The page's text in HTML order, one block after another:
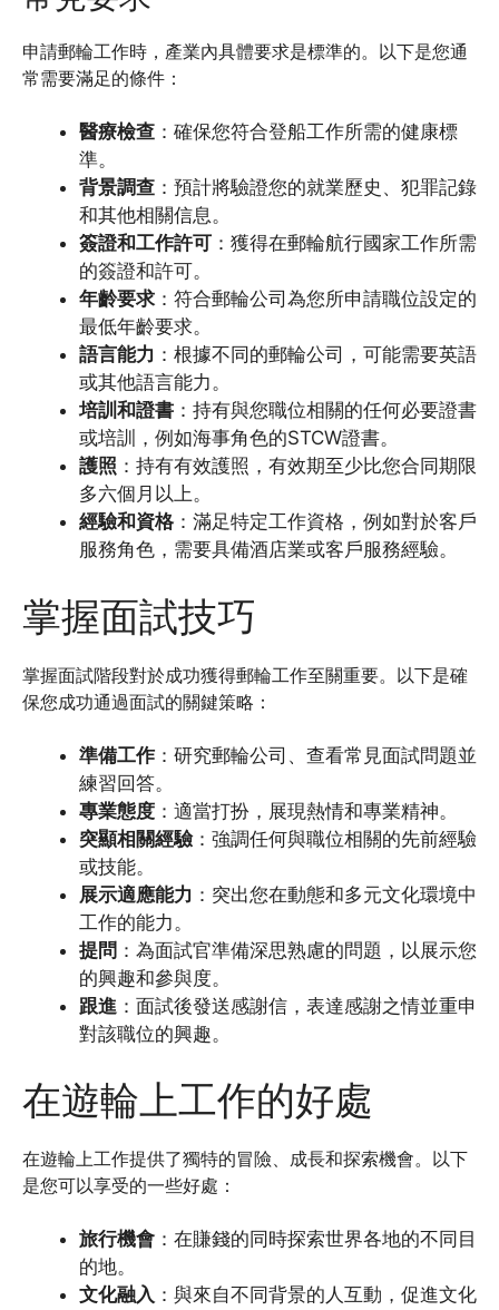
申請郵輪工作時，產業內具體要求是標準的。以下是您通
常需要滿足的條件：
醫療檢查 ：確保您符合登船工作所需的健康標
準。
背景調查 ：預計將驗證您的就業歷史、犯罪記錄
和其他相關信息。
簽證和工作許可 ：獲得在郵輪航行國家工作所需
的簽證和許可。
年齡要求 ：符合郵輪公司為您所申請職位設定的
最低年齡要求。
語言能力 ：根據不同的郵輪公司，可能需要英語
或其他語言能力。
培訓和證書 ：持有與您職位相關的任何必要證書
或培訓，例如海事角色的STCW證書。
護照 ：持有有效護照，有效期至少比您合同期限
多六個月以上。
經驗和資格 ：滿足特定工作資格，例如對於客戶
服務角色，需要具備酒店業或客戶服務經驗。
掌握面試技巧
掌握面試階段對於成功獲得郵輪工作至關重要。以下是確
保您成功通過面試的關鍵策略：
準備工作：研究郵輪公司、查看常見面試問題並
練習回答。
專業態度 ：適當打扮，展現熱情和專業精神。
突顯相關經驗：強調任何與職位相關的先前經驗
或技能。
展示適應能力 ：突出您在動態和多元文化環境中
工作的能力。
提問 ：為面試官準備深思熟慮的問題，以展示您
的興趣和參與度。
跟進 ：面試後發送感謝信，表達感謝之情並重申
對該職位的興趣。
在遊輪上工作的好處
在遊輪上工作提供了獨特的冒險、成長和探索機會。以下
是您可以享受的一些好處：
旅行機會 ：在賺錢的同時探索世界各地的不同目
的地。
文化融入 ：與來自不同背景的人互動，促進文化